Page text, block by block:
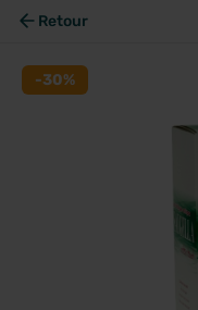
Retour
-30%